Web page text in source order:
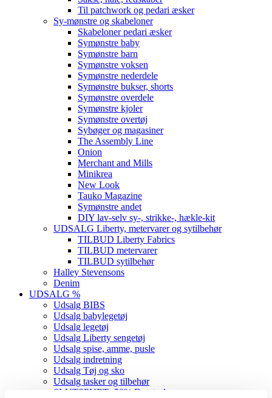
Til patchwork og pedari æsker
Sy-mønstre og skabeloner
Skabeloner pedari æsker
Symønstre baby
Symønstre barn
Symønstre voksen
Symønstre nederdele
Symønstre bukser, shorts
Symønstre overdele
Symønstre kjoler
Symønstre overtøj
Sybøger og magasiner
The Assembly Line
Onion
Merchant and Mills
Minikrea
New Look
Tauko Magazine
Symønstre andet
DIY lav-selv sy-, strikke-, hækle-kit
UDSALG Liberty, metervarer og sytilbehør
TILBUD Liberty Fabrics
TILBUD metervarer
TILBUD sytilbehør
Halley Stevensons
Denim
UDSALG %
Udsalg BIBS
Udsalg babylegetøj
Udsalg legetøj
Udsalg Liberty sengetøj
Udsalg spise, amme, pusle
Udsalg indretning
Udsalg Tøj og sko
Udsalg tasker og tilbehør
SLUTSPURT -50% Day tasker